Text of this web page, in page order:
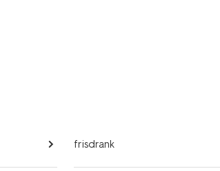
frisdrank